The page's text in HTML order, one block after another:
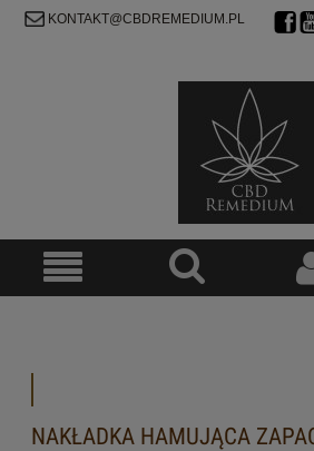
KONTAKT@CBDREMEDIUM.PL
NAKŁADKA HAMUJĄCA